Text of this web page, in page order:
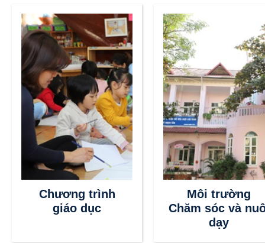
Chương trình
giáo dục
Môi trường
Chăm sóc và
dạy